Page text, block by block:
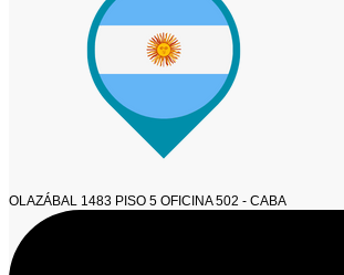
OLAZÁBAL 1483 PISO 5 OFICINA 502 - CABA